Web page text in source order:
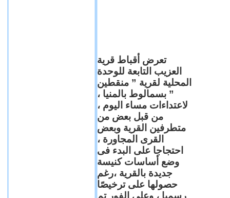
تعرض أقباط قرية
العزيب التابعة للوحدة
المحلية لقرية ” منقطين
” بسمالوط بالمنيا ،
لاعتداءات مساء اليوم ،
من قبل بعض من
متطرفين القرية وبعض
القرى المجاورة ،
احتجاجا على البدء فى
وضع أساسات كنيسة
جديدة بالقرية ،رغم
حصولها على ترخيصًا
رسميا ، وعلى الفور تم